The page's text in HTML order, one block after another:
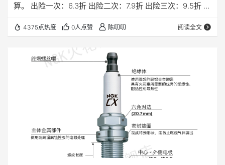
算。 出险一次：6.3折 出险二次：7.9折 出险三次：9.5折 出
4375点热度 0人点赞 陈叨叨 阅读全文